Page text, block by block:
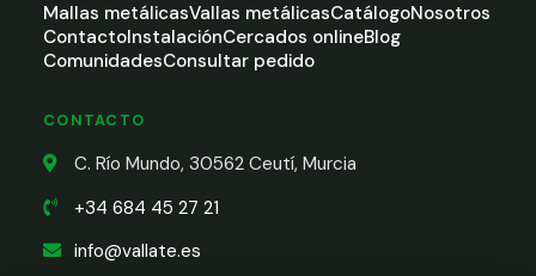
Mallas metálicasVallas metálicasCatálogoNosotros
ContactoInstalaciónCercados onlineBlog
ComunidadesConsultar pedido
CONTACTO
C. Río Mundo, 30562 Ceutí, Murcia
+34 684 45 27 21
info@vallate.es